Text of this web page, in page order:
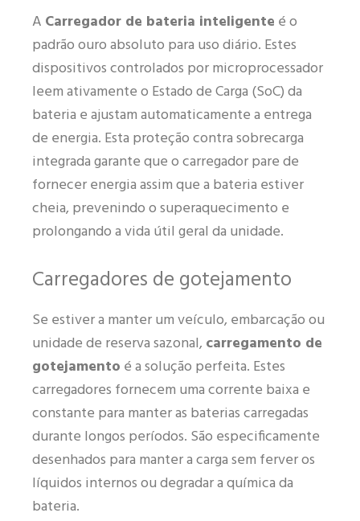
A Carregador de bateria inteligente é o
padrão ouro absoluto para uso diário. Estes
dispositivos controlados por microprocessador
leem ativamente o Estado de Carga (SoC) da
bateria e ajustam automaticamente a entrega
de energia. Esta proteção contra sobrecarga
integrada garante que o carregador pare de
fornecer energia assim que a bateria estiver
cheia, prevenindo o superaquecimento e
prolongando a vida útil geral da unidade.
Carregadores de gotejamento
Se estiver a manter um veículo, embarcação ou
unidade de reserva sazonal, carregamento de
gotejamento é a solução perfeita. Estes
carregadores fornecem uma corrente baixa e
constante para manter as baterias carregadas
durante longos períodos. São especificamente
desenhados para manter a carga sem ferver os
líquidos internos ou degradar a química da
bateria.